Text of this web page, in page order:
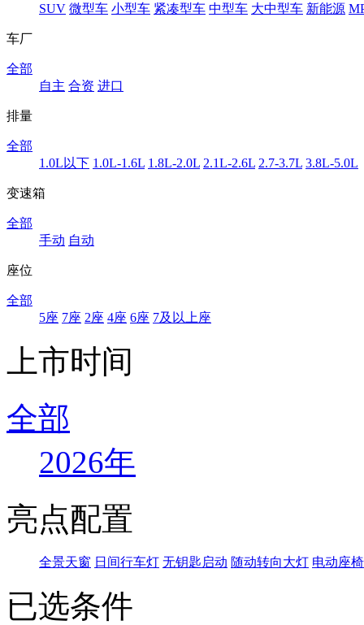
SUV 微型车 小型车 紧凑型车 中型车 大中型车 新能源
车厂
全部
自主 合资 进口
排量
全部
1.0L以下 1.0L-1.6L 1.8L-2.0L 2.1L-2.6L 2.7-3.7L 3.8L-5.0L
变速箱
全部
手动 自动
座位
全部
5座 7座 2座 4座 6座 7及以上座
上市时间
全部
2026年
亮点配置
全景天窗 日间行车灯 无钥匙启动 随动转向大灯 电动座椅
已选条件